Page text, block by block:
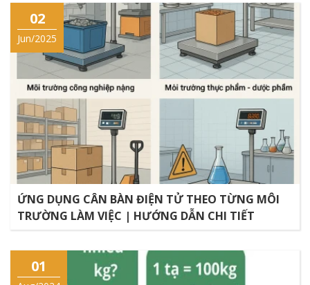
02
Jun/2025
ỨNG DỤNG CÂN BÀN ĐIỆN TỬ THEO TỪNG MÔI
TRƯỜNG LÀM VIỆC | HƯỚNG DẪN CHI TIẾT
01